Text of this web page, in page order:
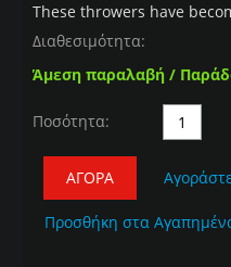
These throwers have
Διαθεσιμότητα:
Άμεση παραλαβή /
Ποσότητα:
ΑΓΟΡΆ
Προσθήκη στα